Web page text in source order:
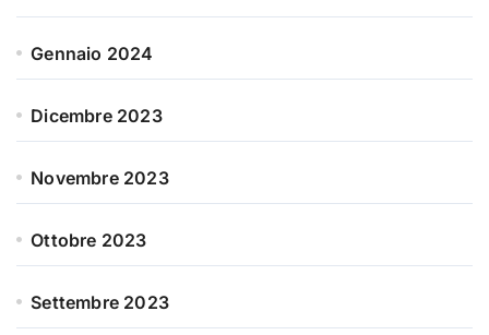
Gennaio 2024
Dicembre 2023
Novembre 2023
Ottobre 2023
Settembre 2023